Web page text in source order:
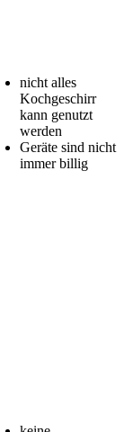
nicht alles
Kochgeschirr
kann genutzt
werden
Geräte sind nicht
immer billig